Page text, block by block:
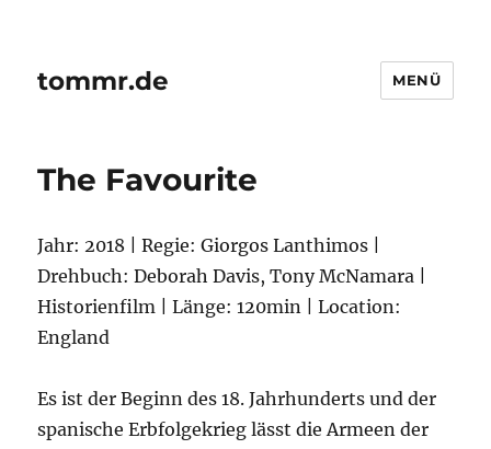
tommr.de MENÜ
The Favourite
Jahr: 2018 | Regie: Giorgos Lanthimos |
Drehbuch: Deborah Davis, Tony McNamara |
Historienfilm | Länge: 120min | Location:
England
Es ist der Beginn des 18. Jahrhunderts und der
spanische Erbfolgekrieg lässt die Armeen der